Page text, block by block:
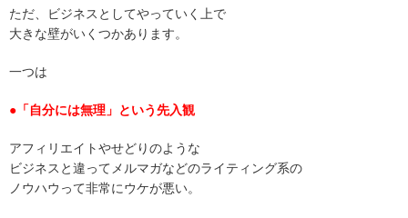
ただ、ビジネスとしてやっていく上で
大きな壁がいくつかあります。
一つは
●「自分には無理」という先入観
アフィリエイトやせどりのような
ビジネスと違ってメルマガなどのライティング系の
ノウハウって非常にウケが悪い。